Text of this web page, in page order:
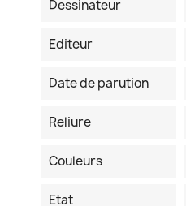
Dessinateur
Editeur
Date de parution
Reliure
Couleurs
Etat